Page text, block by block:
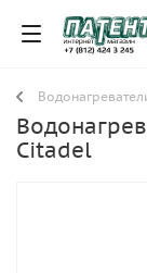
Citadel